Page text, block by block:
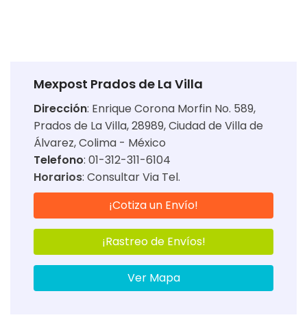
Mexpost Prados de La Villa
Dirección: Enrique Corona Morfin No. 589,
Prados de La Villa, 28989, Ciudad de Villa de
Álvarez, Colima - México
Telefono: 01-312-311-6104
Horarios: Consultar Via Tel.
¡Cotiza un Envío!
¡Rastreo de Envíos!
Ver Mapa